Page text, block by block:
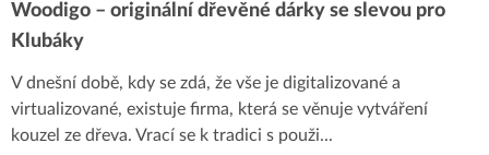
Woodigo – originální dřevěné dárky se slevou pro
Klubáky
V dnešní době, kdy se zdá, že vše je digitalizované a
virtualizované, existuje firma, která se věnuje vytváření
kouzel ze dřeva. Vrací se k tradici s použi...